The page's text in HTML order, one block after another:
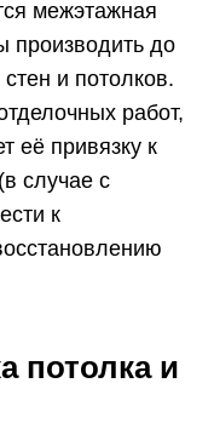
межэтажная
производить до
и потолков.
работ,
её привязку к
случае с
к
потолка и